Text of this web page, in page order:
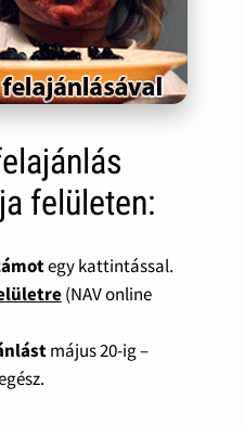
felületen:
egy kattintással.
(NAV online
május 20-ig –